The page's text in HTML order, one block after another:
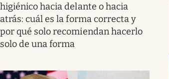
higiénico hacia delante o hacia
atrás: cuál es la forma correcta y
por qué solo recomiendan hacerlo
solo de una forma